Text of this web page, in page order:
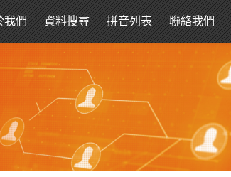
我們 資料搜尋 拼音列表 聯絡我們